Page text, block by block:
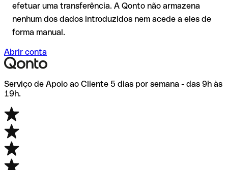
efetuar uma transferência. A Qonto não armazena
nenhum dos dados introduzidos nem acede a eles de
forma manual.
Abrir conta
Serviço de Apoio ao Cliente 5 dias por semana - das 9h às
19h.